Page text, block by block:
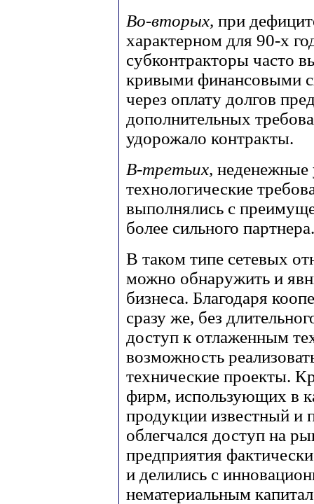
Во-вторых, при
характерном для 90-х
субконтракторы часто
кривыми финансовыми
через оплату долгов
дополнительных
удорожало контракты.
В-третьих, неденежные
технологические
выполнялись с
более сильного партнера.
В таком типе сетевых
можно обнаружить и
бизнеса. Благодаря
сразу же, без
доступ к отлаженным
возможность
технические проекты.
фирм, использующих в
продукции известный и
облегчался доступ на
предприятия
и делились с
нематериальным